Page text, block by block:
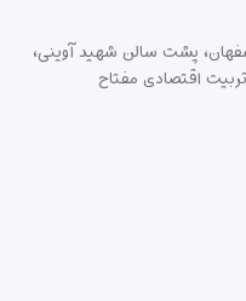
پشت سالن شهید آوینی،
اقتصادی مفتاح